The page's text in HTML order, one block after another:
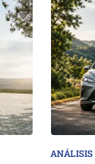
ANÁLISIS